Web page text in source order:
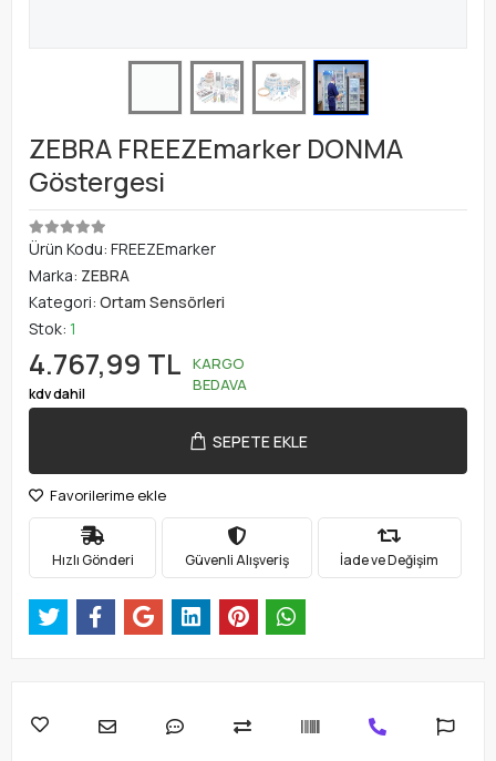
ZEBRA FREEZEmarker DONMA
Göstergesi
Ürün Kodu: FREEZEmarker
Marka: ZEBRA
Kategori: Ortam Sensörleri
Stok: 1
4.767,99 TL
kdv dahil
KARGO
BEDAVA
SEPETE EKLE
Favorilerime ekle
Hızlı Gönderi Güvenli Alışveriş İade ve Değişim